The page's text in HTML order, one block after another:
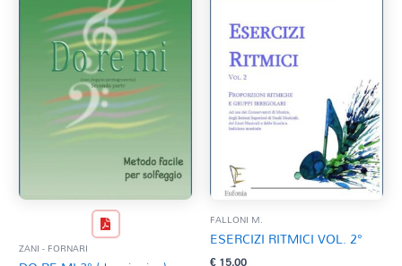
ZANI - FORNARI
FALLONI M.
ESERCIZI RITMICI VOL. 2°